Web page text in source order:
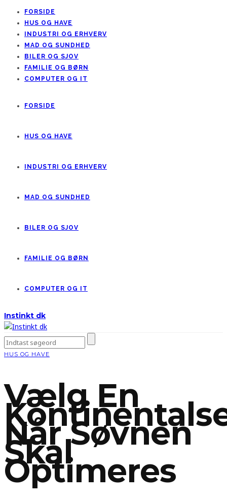
FORSIDE
HUS OG HAVE
INDUSTRI OG ERHVERV
MAD OG SUNDHED
BILER OG SJOV
FAMILIE OG BØRN
COMPUTER OG IT
FORSIDE
HUS OG HAVE
INDUSTRI OG ERHVERV
MAD OG SUNDHED
BILER OG SJOV
FAMILIE OG BØRN
COMPUTER OG IT
Instinkt dk
HUS OG HAVE
Vælg En
Når Søvnen
Skal
Optimeres